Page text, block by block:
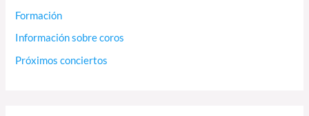
Formación
Información sobre coros
Próximos conciertos